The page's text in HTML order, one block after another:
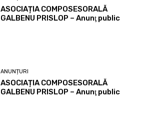
ASOCIAȚIA COMPOSESORALĂ
GALBENU PRISLOP – Anunţ public
ANUNȚURI
ASOCIAȚIA COMPOSESORALĂ
GALBENU PRISLOP – Anunţ public